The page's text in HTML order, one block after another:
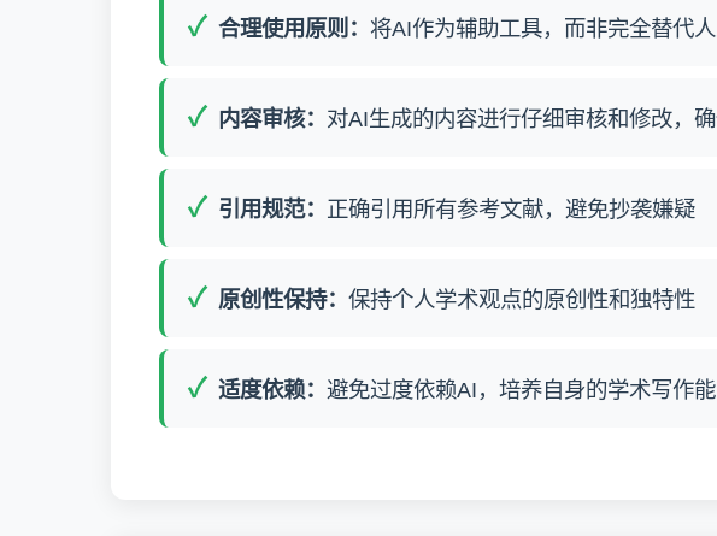
合理使用原则： 将AI作为辅助工具，而非完全替代
内容审核： 对AI生成的内容进行仔细审核和修改，
引用规范： 正确引用所有参考文献，避免抄袭嫌疑
原创性保持： 保持个人学术观点的原创性和独特性
适度依赖： 避免过度依赖AI，培养自身的学术写作